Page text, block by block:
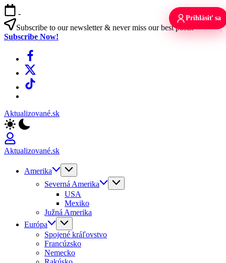
Skip
to
content
-
Subscribe to our newsletter & never miss our best posts.
Subscribe Now!
Facebook
X
TikTok
Aktualizované.sk
Aktualizované.sk
Amerika
Severná Amerika
USA
Mexiko
Južná Amerika
Európa
Spojené kráľovstvo
Francúzsko
Nemecko
Prihlásiť sa